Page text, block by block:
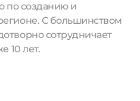
по созданию и
С большинством
сотрудничает
10 лет.